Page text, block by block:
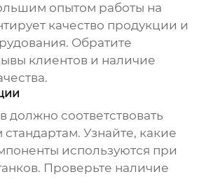
опытом работы на
качество продукции и
Обратите
клиентов и наличие
должно соответствовать
Узнайте, какие
используются при
Проверьте наличие